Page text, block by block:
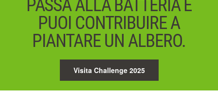
PASSA ALLA BATTERIA E
PUOI CONTRIBUIRE A
PIANTARE UN ALBERO.
Visita Challenge 2025